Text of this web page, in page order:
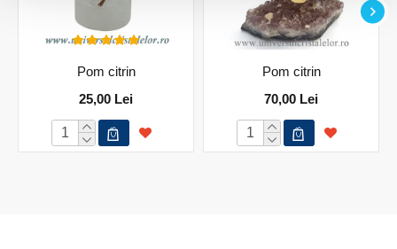
Pom citrin
25,00 Lei
Pom citrin
70,00 Lei